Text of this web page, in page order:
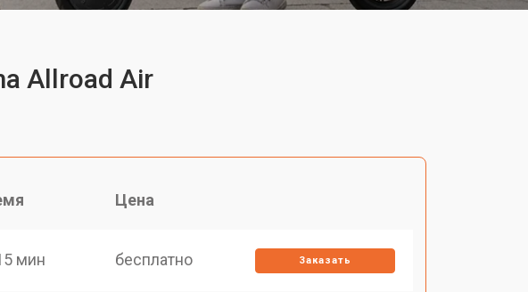
Allroad Air
Цена
мин бесплатно Заказать